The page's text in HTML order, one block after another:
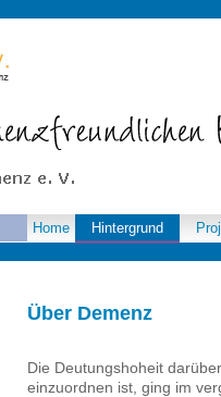
Über Demenz
Die Deutungshoheit
einzuordnen ist, ging im
Home Hintergrund